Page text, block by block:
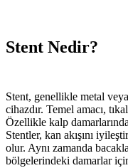
Stent Nedir?
Stent, genellikle metal
cihazdır. Temel amacı,
Özellikle kalp
Stentler, kan akışını
olur. Aynı zamanda
bölgelerindeki damarlar